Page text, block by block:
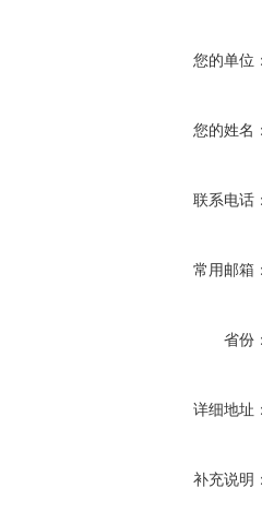
您的单位
您的姓名
联系电话
常用邮箱
省份
详细地址
补充说明